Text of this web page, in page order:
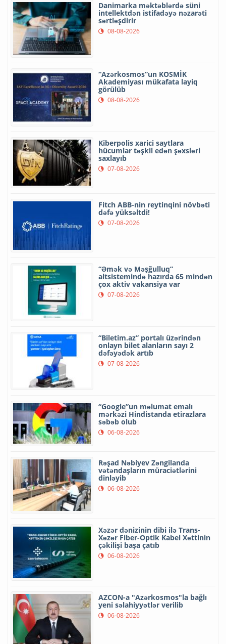
Danimarka məktəblərdə süni
intellektdən istifadəyə nəzarəti
sərtləşdirir
08-08-2026
“Azərkosmos”un KOSMİK
Akademiyası mükafata layiq
görülüb
08-08-2026
Kiberpolis xarici saytlara
hücumlar təşkil edən şəxsləri
saxlayıb
07-08-2026
Fitch ABB-nin reytinqini növbəti
dəfə yüksəltdi!
07-08-2026
“Əmək və Məşğulluq”
altsistemində hazırda 65 mindən
çox aktiv vakansiya var
07-08-2026
“Biletim.az” portalı üzərindən
onlayn bilet alanların sayı 2
dəfəyədək artıb
07-08-2026
“Google”un məlumat emalı
mərkəzi Hindistanda etirazlara
səbəb olub
06-08-2026
Rəşad Nəbiyev Zəngilanda
vətəndaşların müraciətlərini
dinləyib
06-08-2026
Xəzər dənizinin dibi ilə Trans-
Xəzər Fiber-Optik Kabel Xəttinin
çəkilişi başa çatıb
06-08-2026
AZCON-a "Azərkosmos"la bağlı
yeni səlahiyyətlər verilib
06-08-2026